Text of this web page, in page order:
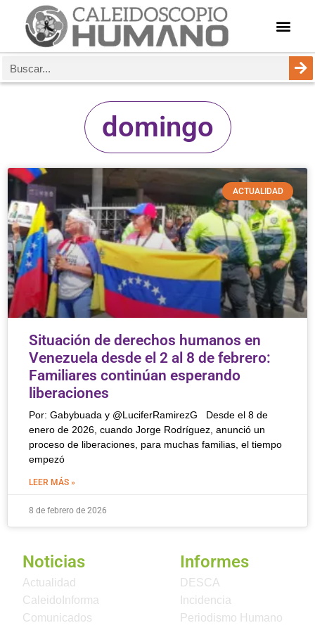
domingo
ACTUALIDAD
Situación de derechos humanos en
Venezuela desde el 2 al 8 de febrero:
Familiares continúan esperando
liberaciones
Por: Gabybuada y @LuciferRamirezG Desde el 8 de
enero de 2026, cuando Jorge Rodríguez, anunció un
proceso de liberaciones, para muchas familias, el tiempo
empezó
LEER MÁS »
8 de febrero de 2026
Noticias
Actualidad
CaleidoInforma
Comunicados
Informes
DESCA
Incidencia
Periodismo Humano